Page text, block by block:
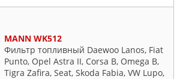
MANN WK512
Фильтр топливный Daewoo Lanos, Fiat
Punto, Opel Astra II, Corsa B, Omega B,
Tigra Zafira, Seat, Skoda Fabia, VW Lupo,